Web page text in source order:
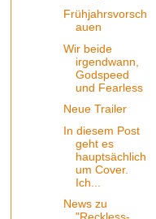
Frühjahrsvorsch
auen
Wir beide
irgendwann,
Godspeed
und Fearless
Neue Trailer
In diesem Post
geht es
hauptsächlich
um Cover.
Ich...
News zu